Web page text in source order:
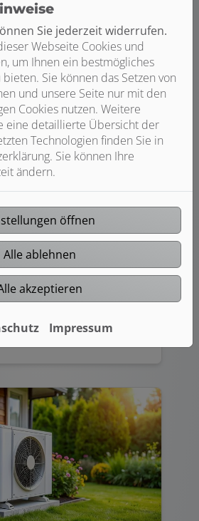
Sie weitere
haben Sie die
Bad direkt auf unserer
planen.
Sie jederzeit widerrufen.
Webseite Cookies und
um Ihnen ein bestmögliches
Sie können das Setzen von
und unsere Seite nur mit den
Cookies nutzen. Weitere
eine detaillierte Übersicht der
Technologien finden Sie in
Sie können Ihre
ändern.
öffnen
Alle ablehnen
akzeptieren
Impressum